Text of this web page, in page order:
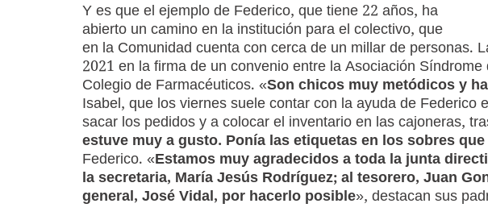
Y es que el ejemplo de Federico, que tiene 22 años, ha
abierto un camino en la institución para el colectivo, que
en la Comunidad cuenta con cerca de un millar de personas.
2021 en la firma de un convenio entre la Asociación
Colegio de Farmacéuticos. «Son chicos muy metódicos y
Isabel, que los viernes suele contar con la ayuda de Federico
sacar los pedidos y a colocar el inventario en las cajoneras,
estuve muy a gusto. Ponía las etiquetas en los sobres
Federico. «Estamos muy agradecidos a toda la junta
la secretaria, María Jesús Rodríguez; al tesorero, Juan
general, José Vidal, por hacerlo posible», destacan sus